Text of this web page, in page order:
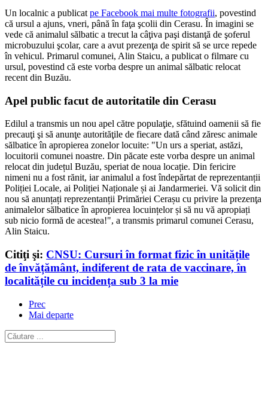
Un localnic a publicat pe Facebook mai multe fotografii, povestind
că ursul a ajuns, vneri, până în faţa şcolii din Cerasu. În imagini se
vede că animalul sălbatic a trecut la câţiva paşi distanţă de şoferul
microbuzului şcolar, care a avut prezenţa de spirit să se urce repede
în vehicul. Primarul comunei, Alin Staicu, a publicat o filmare cu
ursul, povestind că este vorba despre un animal sălbatic relocat
recent din Buzău.
Apel public facut de autoritatile din Cerasu
Edilul a transmis un nou apel către populaţie, sfătuind oamenii să fie
precauţi şi să anunţe autorităţile de fiecare dată când zăresc animale
sălbatice în apropierea zonelor locuite: "Un urs a speriat, astăzi,
locuitorii comunei noastre. Din păcate este vorba despre un animal
relocat din județul Buzău, speriat de noua locație. Din fericire
nimeni nu a fost rănit, iar animalul a fost îndepărtat de reprezentanții
Poliției Locale, ai Poliției Naționale și ai Jandarmeriei. Vă solicit din
nou să anunțați reprezentanții Primăriei Cerașu cu privire la prezenţa
animalelor sălbatice în apropierea locuințelor și să nu vă apropiați
sub nicio formă de acestea!", a transmis primarul comunei Cerasu,
Alin Staicu.
Citiţi şi: CNSU: Cursuri în format fizic în unitățile
de învățământ, indiferent de rata de vaccinare, în
localitățile cu incidența sub 3 la mie
Prec
Mai departe